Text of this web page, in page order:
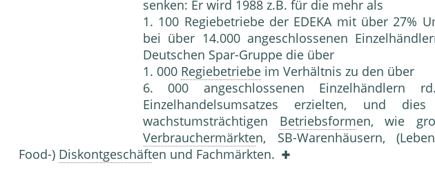
senken: Er wird 1988 z.B. für die mehr als
1. 100 Regie­betriebe der EDEKA mit über 27%
bei über 14.000 angeschlos­senen
Deutschen Spar-Gruppe die über
1. 000 Regiebetriebe im Verhältnis zu den über
6. 000 angeschlossenen Einzelhändlern
Einzelhandelsumsatzes erziel­ten, und
wachstums­trächtigen Betriebsformen, wie
Verbrauchermärkten, SB-Warenhäusern,
Food-) Diskontgeschäften und Fachmärkten.